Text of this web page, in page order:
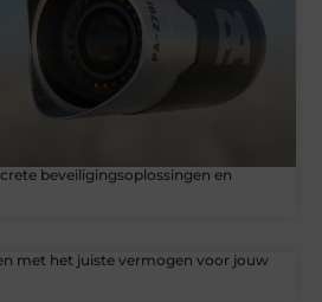
beveiligingsoplossingen en
met het juiste vermogen voor jouw